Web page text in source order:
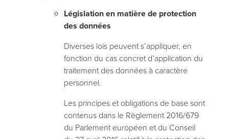
Législation en matière de protection
des données
Diverses lois peuvent s’appliquer, en
fonction du cas concret d’application du
traitement des données à caractère
personnel.
Les principes et obligations de base sont
contenus dans le Règlement 2016/679
du Parlement européen et du Conseil